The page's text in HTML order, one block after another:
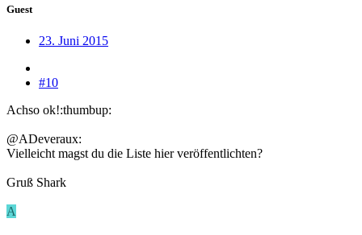
Guest
23. Juni 2015
#10
Achso ok!:thumbup:
@ADeveraux:
Vielleicht magst du die Liste hier veröffentlichten?
Gruß Shark
A